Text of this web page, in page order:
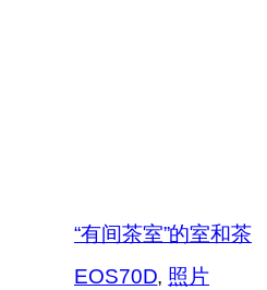
“有间茶室”的室和茶
EOS70D, 照片